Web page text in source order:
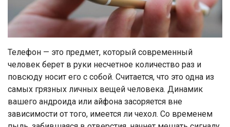
Телефон — это предмет, который современный
человек берет в руки несчетное количество раз и
повсюду носит его с собой. Считается, что это одна из
самых грязных личных вещей человека. Динамик
вашего андроида или айфона засоряется вне
зависимости от того, имеется ли чехол. Со временем